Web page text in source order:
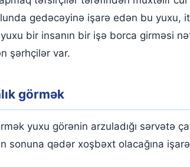
gedəcəyinə işarə edən bu yuxu,
bir insanın bir işə borca ​​girməsi
şərhçilər var.
görmək
yuxu görənin arzuladığı sərvətə
sonuna qədər xoşbəxt olacağına